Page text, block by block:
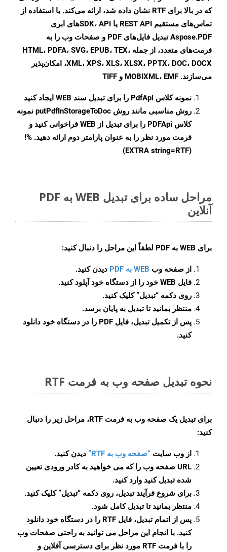
که در بالا برای RTF نشان داده شد، ارائه می‌کند. با استفاده از
تماس‌های مستقیم REST API یا SDK، API‌های ابری
Aspose.PDF تبدیل فایل‌های PDF و صفحات وب را به
فرمت‌های متعدد، از جمله HTML، PDFA، SVG، EPUB، TEX،
XML، XPS، XLS، XLSX، PPTX، DOC، DOCX، امکان‌پذیر
می‌سازند. MOBIXML، EMF و TIFF
نمونه کلاس PdfApi را برای تبدیل سند WEB ایجاد کنید
روش مناسبی مانند روش putPdfInStorageToDoc نمونه
کلاس PDFApi را برای تبدیل از WEB فراخوانی کنید و
فرمت مورد نظر را به عنوان پارامتر دوم ارائه دهید. %!
(EXTRA string=RTF)
مراحل ساده برای تبدیل WEB به PDF
آنلاین
برای WEB به PDF لطفاً این مراحل را دنبال کنید:
از صفحه وب WEB به PDF
دیدن کنید.
فایل WEB خود را از دستگاه خود آپلود کنید.
روی دکمه “تبدیل”کلیک کنید.
منتظر بمانید تا تبدیل به پایان برسد.
پس از تکمیل تبدیل، فایل PDF را در دستگاه خود دانلود
کنید.
نحوه تبدیل صفحه وب به فرمت RTF
برای تبدیل یک صفحه وب به فرمت RTF، مراحل زیر را دنبال
کنید:
از وب سایت “صفحه وب به RTF”
دیدن کنید.
URL صفحه وب را که می خواهید به کادر ورودی تعیین
شده تبدیل کنید وارد کنید.
برای شروع فرآیند تبدیل، روی دکمه “تبدیل” کلیک کنید.
منتظر بمانید تا تبدیل کامل شود.
پس از اتمام تبدیل، فایل RTF را در دستگاه خود دانلود
کنید. با انجام این مراحل می توانید به راحتی صفحات وب
را با فرمت RTF مورد نظر برای دسترسی آفلاین و